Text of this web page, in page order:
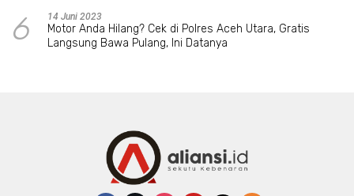
6 14 Juni 2023
Motor Anda Hilang? Cek di Polres Aceh Utara, Gratis
Langsung Bawa Pulang, Ini Datanya